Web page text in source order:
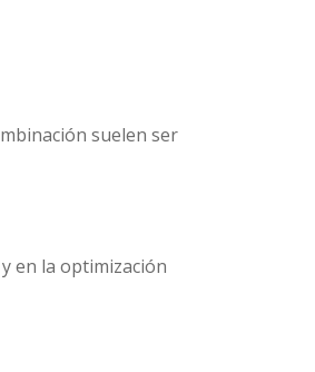
suelen ser
en la optimización